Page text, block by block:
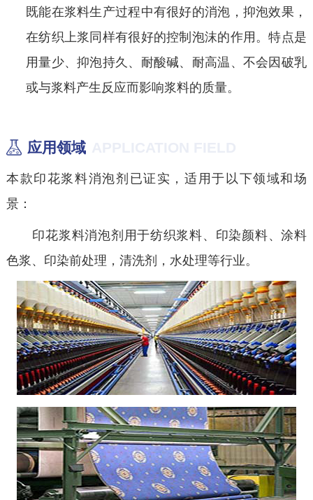
既能在浆料生产过程中有很好的消泡，抑泡效果，
在纺织上浆同样有很好的控制泡沫的作用。特点是
用量少、抑泡持久、耐酸碱、耐高温、不会因破乳
或与浆料产生反应而影响浆料的质量。
应用领域
本款印花浆料消泡剂已证实，适用于以下领域和场
景：
印花浆料消泡剂用于纺织浆料、印染颜料、涂料
色浆、印染前处理，清洗剂，水处理等行业。